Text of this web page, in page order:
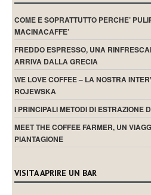
COME E SOPRATTUTTO PERCHE’
MACINACAFFE’
FREDDO ESPRESSO, UNA
ARRIVA DALLA GRECIA
WE LOVE COFFEE – LA NOSTRA
ROJEWSKA
I PRINCIPALI METODI DI ESTRAZIONE
MEET THE COFFEE FARMER, UN
PIANTAGIONE
VISITA APRIRE UN BAR